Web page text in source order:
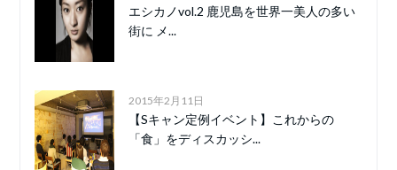
エシカノvol.2 鹿児島を世界一美人の多い
街に メ...
2015年2月11日
【Sキャン定例イベント】これからの
「食」をディスカッシ...